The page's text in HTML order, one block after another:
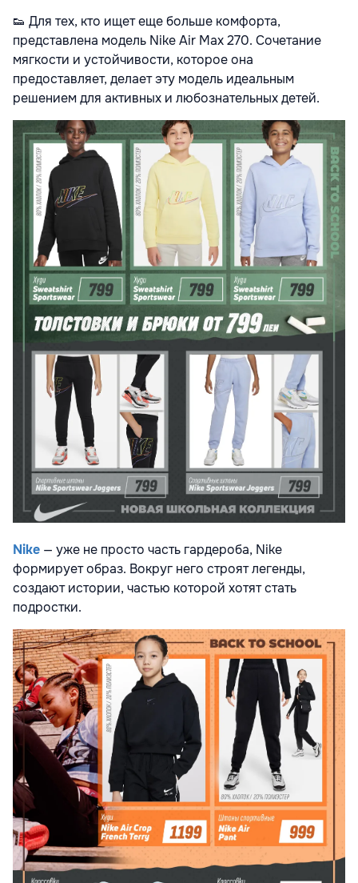
👟 Для тех, кто ищет еще больше комфорта,
представлена модель Nike Air Max 270. Сочетание
мягкости и устойчивости, которое она
предоставляет, делает эту модель идеальным
решением для активных и любознательных детей.
Nike — уже не просто часть гардероба, Nike
формирует образ. Вокруг него строят легенды,
создают истории, частью которой хотят стать
подростки.